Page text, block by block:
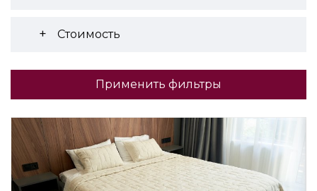
Стоимость
Применить фильтры